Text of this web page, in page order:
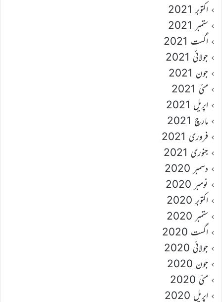
اکتوبر 2021
ستمبر 2021
اگست 2021
جولائی 2021
جون 2021
مئی 2021
اپریل 2021
مارچ 2021
فروری 2021
جنوری 2021
دسمبر 2020
نومبر 2020
اکتوبر 2020
ستمبر 2020
اگست 2020
جولائی 2020
جون 2020
مئی 2020
اپریل 2020